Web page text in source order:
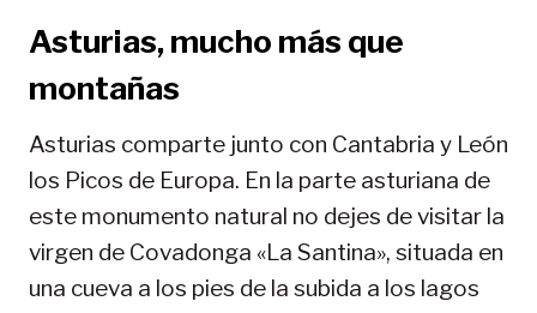
Asturias, mucho más que
montañas
Asturias comparte junto con Cantabria y León
los Picos de Europa. En la parte asturiana de
este monumento natural no dejes de visitar la
virgen de Covadonga «La Santina», situada en
una cueva a los pies de la subida a los lagos